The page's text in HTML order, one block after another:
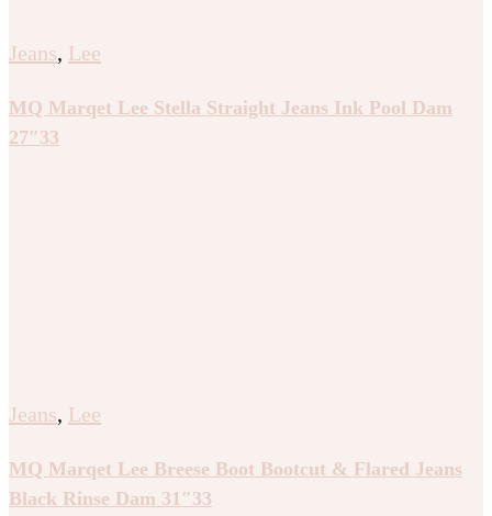
Jeans, Lee
MQ Marqet Lee Stella Straight Jeans Ink Pool Dam
27″33
Jeans, Lee
MQ Marqet Lee Breese Boot Bootcut & Flared Jeans
Black Rinse Dam 31″33